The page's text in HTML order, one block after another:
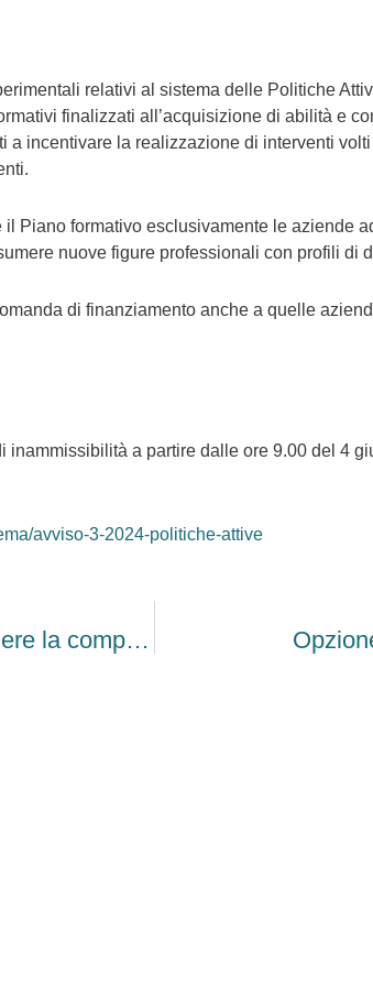
relativi al sistema delle Politiche
finalizzati all’acquisizione di abilità e
a incentivare la realizzazione di interventi
Piano formativo esclusivamente le aziende
nuove figure professionali con profili di
di finanziamento anche a quelle
a partire dalle ore 9.00 del 4
avviso-3-2024-politiche-attive
Investimenti 4.0: nuove modalità per chiedere la compensazione